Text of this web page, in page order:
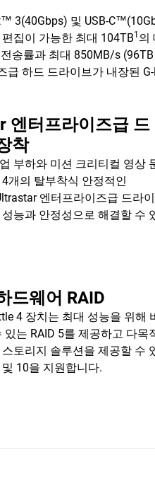
3(40Gbps) 및 USB-
집이 가능한 최대 104TB1 의
송률과 최대 850MB/s
급 하드 드라이브가 내장된
엔터프라이즈급 드
착
부하와 미션 크리티컬 영상
개의 탈부착식 안정적인
엔터프라이즈급 드라이
능과 안정성으로 해결할 수
드웨어 RAID
4 장치는 최대 성능을 위해
있는 RAID 5를 제공하고 다목
토리지 솔루션을 제공할 수
및 10을 지원합니다.